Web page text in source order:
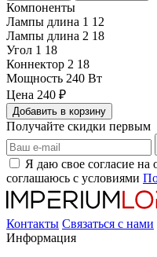
Компоненты
Лампы длина 1 12
Лампы длина 2 18
Угол 1 18
Коннектор 2 18
Мощность 240 Вт
Цена 240 ₽
Добавить в корзину
Получайте скидки первым
Я даю свое согласие
соглашаюсь с условиями
Контакты Связаться с нами
Информация